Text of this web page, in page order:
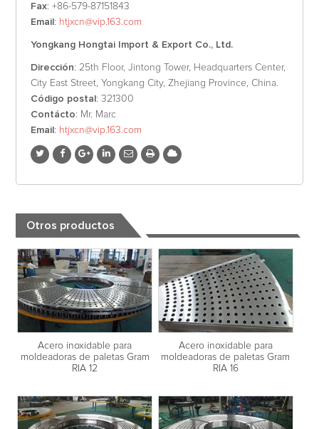
Fax: +86-579-87151843
Email: htjxcn@vip.163.com
Yongkang Hongtai Import & Export Co., Ltd.
Dirección: 25th Floor, Jintong Tower, Headquarters Center,
City East Street, Yongkang City, Zhejiang Province, China.
Código postal: 321300
Contácto: Mr. Marc
Email: htjxcn@vip.163.com
Otros productos
Acero inoxidable para
moldeadoras de paletas Gram
RIA 12
Acero inoxidable para
moldeadoras de paletas Gram
RIA 16